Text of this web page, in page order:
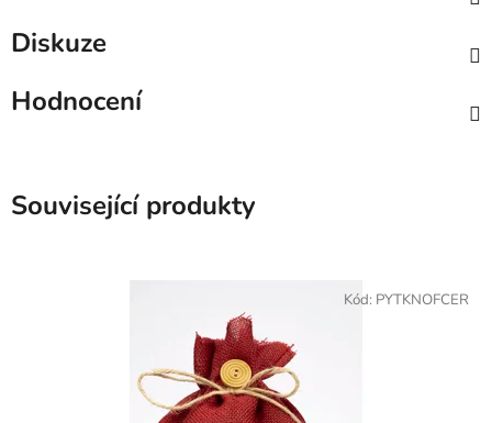
Diskuze
Hodnocení
Související produkty
Kód: PYTKNOFCER